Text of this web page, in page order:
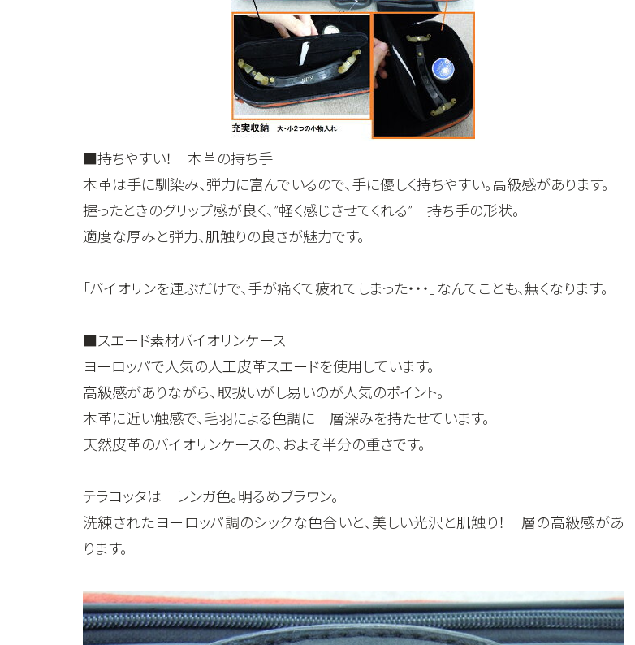
■持ちやすい！ 本革の持ち手
本革は手に馴染み、弾力に富んでいるので、手に優しく持ちやすい。高級感があります。
握ったときのグリップ感が良く、”軽く感じさせてくれる” 持ち手の形状。
適度な厚みと弾力、肌触りの良さが魅力です。
「バイオリンを運ぶだけで、手が痛くて疲れてしまった・・・」なんてことも、無くなります。
■スエード素材バイオリンケース
ヨーロッパで人気の人工皮革スエードを使用しています。
高級感がありながら、取扱いがし易いのが人気のポイント。
本革に近い触感で、毛羽による色調に一層深みを持たせています。
天然皮革のバイオリンケースの、およそ半分の重さです。
テラコッタは レンガ色。明るめブラウン。
洗練されたヨーロッパ調のシックな色合いと、美しい光沢と肌触り！一層の高級感があ
ります。